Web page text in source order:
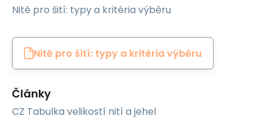
Nitě pro šití: typy a kritéria výběru
Nitě pro šití: typy a kritéria výběru
Články
CZ Tabulka velikostí nití a jehel